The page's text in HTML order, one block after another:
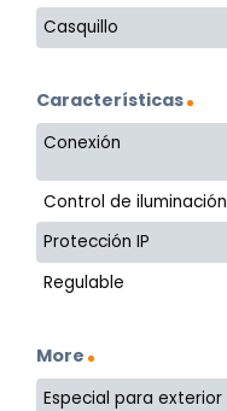
Casquillo
Características
Conexión
Control de iluminación
Protección IP
Regulable
More
Especial para exterior